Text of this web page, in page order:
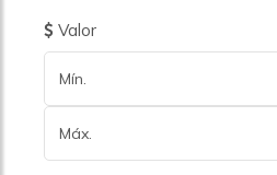
Valor
Mín.
Máx.